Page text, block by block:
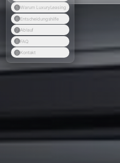
5 Warum LuxuryLeasing
6 Entscheidungshilfe
7 Ablauf
8 FAQ
9 Kontakt